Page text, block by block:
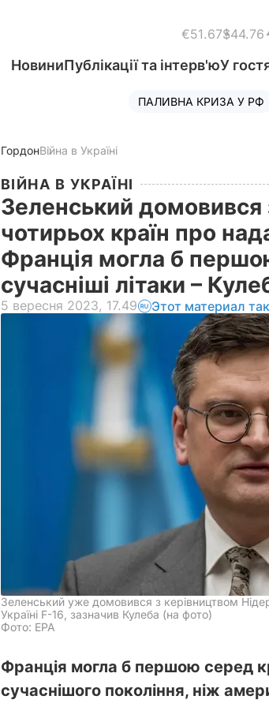
€51.67$44.76
НовиниПублікації та інтерв'юУ
ПАЛИВНА КРИЗА У РФ
ГордонВійна в Україні
ВІЙНА В УКРАЇНІ
Зеленський домовився
чотирьох країн про
Франція могла б
сучасніші літаки –
5 вересня 2023, 17.49 Этот материал
Зеленський уже домовився з керівництвом
Україні F-16, зазначив Кулеба (на фото)
Фото: EPA
Франція могла б першою серед
сучаснішого покоління, ніж